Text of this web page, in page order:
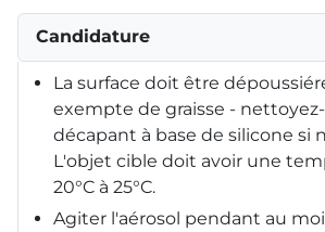
Candidature
La surface doit être
exempte de graisse -
décapant à base de silicone si
L'objet cible doit avoir une
20°C à 25°C.
Agiter l'aérosol pendant au